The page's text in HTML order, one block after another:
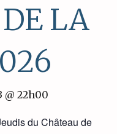
LA
@ 22h00
du Château de